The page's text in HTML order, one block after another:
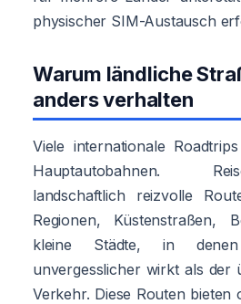
physischer SIM-Austausch
Warum ländliche
anders verhalten
Viele internationale
Hauptautobahnen.
landschaftlich reizvolle
Regionen, Küstenstraßen,
kleine Städte, in
unvergesslicher wirkt als der
Verkehr. Diese Routen bieten